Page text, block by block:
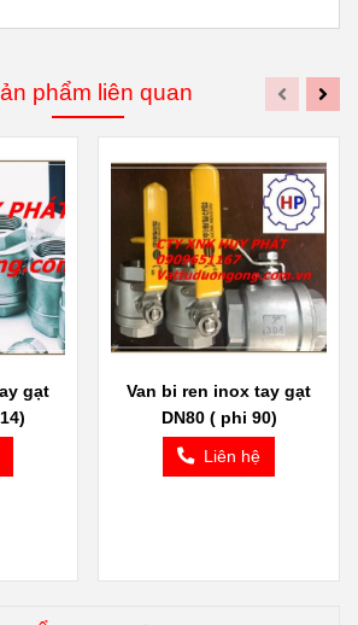
phẩm liên quan
gạt
Van bi ren inox tay gạt
DN80 ( phi 90)
Liên hệ